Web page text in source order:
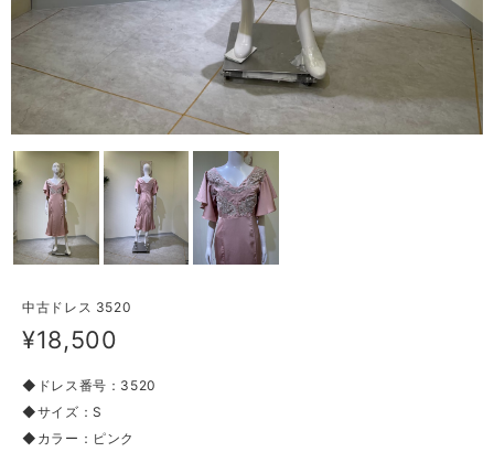
中古ドレス 3520
¥18,500
◆ドレス番号：3520
◆サイズ：S
◆カラー：ピンク